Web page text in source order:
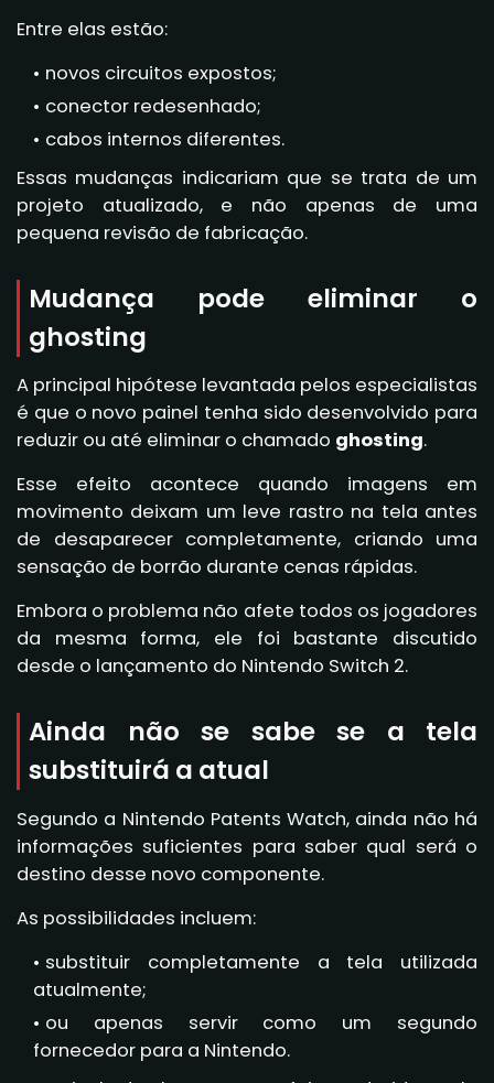
Entre elas estão:
novos circuitos expostos;
conector redesenhado;
cabos internos diferentes.
Essas mudanças indicariam que se trata de um
projeto atualizado, e não apenas de uma
pequena revisão de fabricação.
Mudança pode eliminar o
ghosting
A principal hipótese levantada pelos especialistas
é que o novo painel tenha sido desenvolvido para
reduzir ou até eliminar o chamado ghosting.
Esse efeito acontece quando imagens em
movimento deixam um leve rastro na tela antes
de desaparecer completamente, criando uma
sensação de borrão durante cenas rápidas.
Embora o problema não afete todos os jogadores
da mesma forma, ele foi bastante discutido
desde o lançamento do Nintendo Switch 2.
Ainda não se sabe se a tela
substituirá a atual
Segundo a Nintendo Patents Watch, ainda não há
informações suficientes para saber qual será o
destino desse novo componente.
As possibilidades incluem:
substituir completamente a tela utilizada
atualmente;
ou apenas servir como um segundo
fornecedor para a Nintendo.